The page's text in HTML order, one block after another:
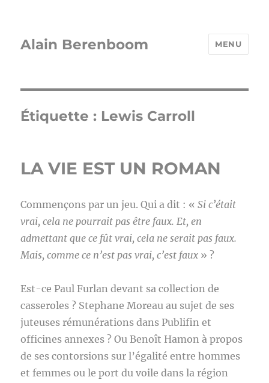
Alain Berenboom MENU
Étiquette : Lewis Carroll
LA VIE EST UN ROMAN
Commençons par un jeu. Qui a dit : «Si c’était
vrai, cela ne pourrait pas être faux. Et, en
admettant que ce fût vrai, cela ne serait pas faux.
Mais, comme ce n’est pas vrai, c’est faux » ?
Est-ce Paul Furlan devant sa collection de
casseroles ? Stephane Moreau au sujet de ses
juteuses rémunérations dans Publifin et
officines annexes ? Ou Benoît Hamon à propos
de ses contorsions sur l’égalité entre hommes
et femmes ou le port du voile dans la région